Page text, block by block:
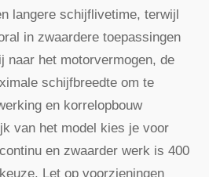
langere schijflivetime, terwijl
in zwaardere toepassingen
naar het motorvermogen, de
schijfbreedte om te
en korrelopbouw
van het model kies je voor
en zwaarder werk is 400
Let op voorzieningen